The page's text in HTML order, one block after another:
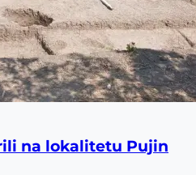
na lokalitetu Pujin